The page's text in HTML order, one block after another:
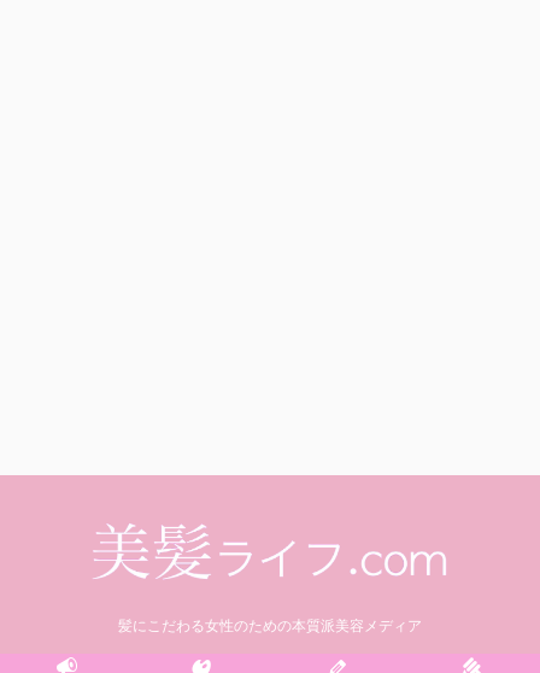
髪にこだわる女性のための本質派美容メディア
© 2021 美髪ライフ.com